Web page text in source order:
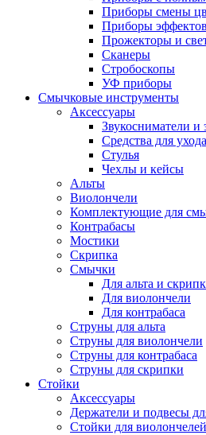
Приборы смены
Приборы эффектов
Прожекторы и
Сканеры
Стробоскопы
УФ приборы
Смычковые инструменты
Аксессуары
Звукосниматели
Средства для
Стулья
Чехлы и кейсы
Альты
Виолончели
Комплектующие для
Контрабасы
Мостики
Скрипка
Смычки
Для альта и
Для виолончели
Для контрабаса
Струны для альта
Струны для виолончели
Струны для контрабаса
Струны для скрипки
Стойки
Аксессуары
Держатели и подвесы
Стойки для виолончелей